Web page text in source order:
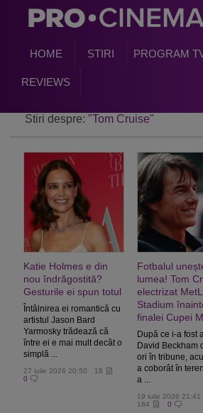
HOME STIRI PROGRAM
REVIEWS
Stiri despre: "Tom Cruise"
Katie Holmes e din
nou îndrăgostită?
Gesturile ei spun totul
Întâlnirea ei romantică cu
artistul Jason Bard
Yarmosky trădează că
între ei e mai mult decât o
simplă ...
27 iulie 2026 20:50
18
0
Fotbalul
lumea! Tom
electrizat
Stadium
finalei Cupei
După ce i-a fost
David Beckham
ori în tribune,
a coborât în
a ...
19 iulie 2026 21:41
184
0